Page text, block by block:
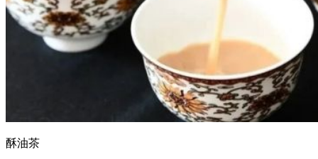
酥油茶